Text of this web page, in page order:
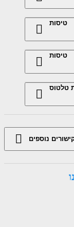
טיסות
טיסות
טלטוס
נוספים